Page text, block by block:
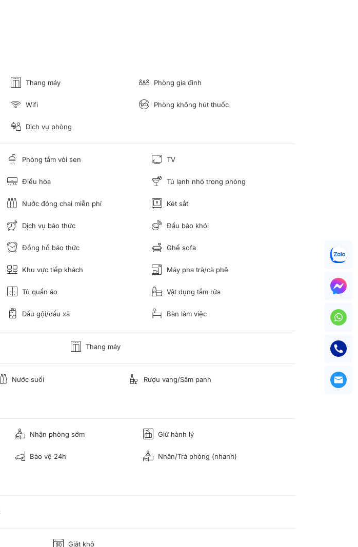
Thang máy Phòng gia đình
Wifi Phòng không hút thuốc
Dịch vụ phòng
Phòng tắm vòi sen TV
Điều hòa Tủ lạnh nhỏ trong phòng
Nước đóng chai miễn phí Két sắt
Dịch vụ báo thức Đầu báo khói
Đồng hồ báo thức Ghế sofa
Khu vực tiếp khách Máy pha trà/cà phê
Tủ quần áo Vật dụng tắm rửa
Dầu gội/dầu xả Bàn làm việc
Thang máy
Nước suối Rượu vang/Sâm panh
Nhận phòng sớm Giữ hành lý
Bảo vệ 24h Nhận/Trả phòng (nhanh)
Giặt khô